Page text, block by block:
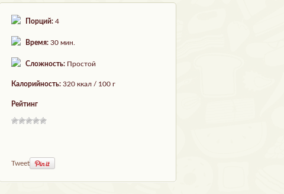
Порций: 4
Время: 30 мин.
Сложность: Простой
Калорийность: 320 ккал / 100 г
Рейтинг
Tweet